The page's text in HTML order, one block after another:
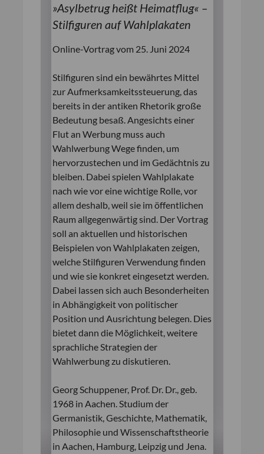
»Asylbetrug heißt Heimatflug« –
Stilfiguren auf Wahlplakaten
Online-Vortrag vom 25. Juni 2024
Stilfiguren sind ein bewährtes Mittel
zur Aufmerksamkeitssteuerung, das
bereits in der antiken Rhetorik große
Bedeutung besaß. Angesichts einer
Flut an Werbung muss auch
Wahlwerbung Wege finden, um
hervorzustechen und im Gedächtnis zu
bleiben. Dabei spielen Wahlplakate
nach wie vor eine wichtige Rolle, vor
allem deshalb, weil sie im öffentlichen
Raum allgegenwärtig sind. Der Vortrag
soll an aktuellen und historischen
Beispielen von Wahlplakaten zeigen,
welche Stilfiguren Verwendung finden
und wie sie konkret eingesetzt werden.
Dabei lassen sich auch Besonderheiten
in Abhängigkeit von politischer
Position und Ausrichtung belegen. Dies
bietet dann die Möglichkeit, weitere
sprachliche Strategien der
Wahlwerbung zu diskutieren.
Georg Schuppener, Prof. Dr. Dr., geb.
1968 in Aachen. Studium der
Germanistik, Geschichte, Mathematik,
Philosophie und Wissenschaftstheorie
in Aachen, Hamburg, Leipzig und Jena.